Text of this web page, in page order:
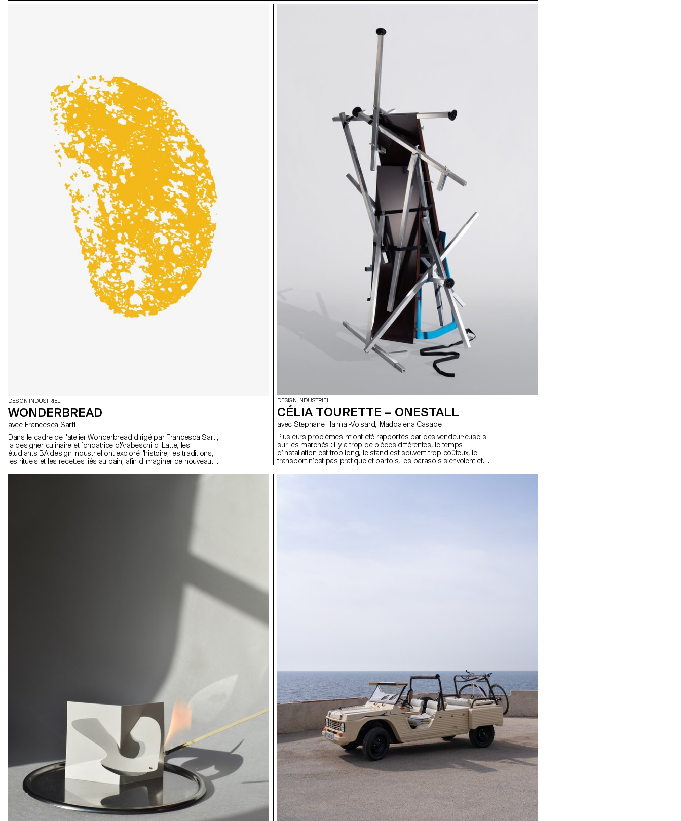
DESIGN INDUSTRIEL
WONDERBREAD
avec Francesca Sarti
Dans le cadre de l'atelier Wonderbread dirigé par Francesca Sarti,
la designer culinaire et fondatrice d'Arabeschi di Latte, les
étudiants BA design industriel ont exploré l'histoire, les traditions,
les rituels et les recettes liés au pain, afin d'imaginer de nouveaux
pains uniques.
DESIGN INDUSTRIEL
CÉLIA TOURETTE – ONESTALL
avec Stephane Halmai-Voisard, Maddalena Casadei
Plusieurs problèmes m’ont été rapportés par des vendeur·euse·s
sur les marchés : il y a trop de pièces différentes, le temps
d’installation est trop long, le stand est souvent trop coûteux, le
transport n’est pas pratique et parfois, les parasols s’envolent et
se gorgent d’eau. OneStall est un stand de marché. Facilement